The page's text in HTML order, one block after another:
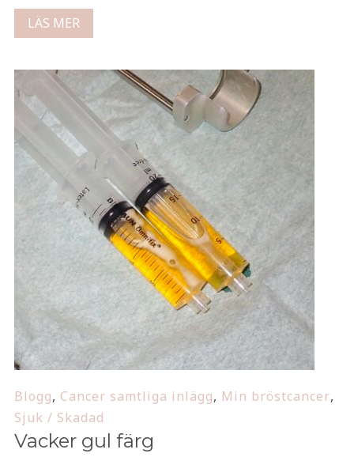
LÄS MER
Blogg, Cancer samtliga inlägg, Min bröstcancer,
Sjuk / Skadad
Vacker gul färg